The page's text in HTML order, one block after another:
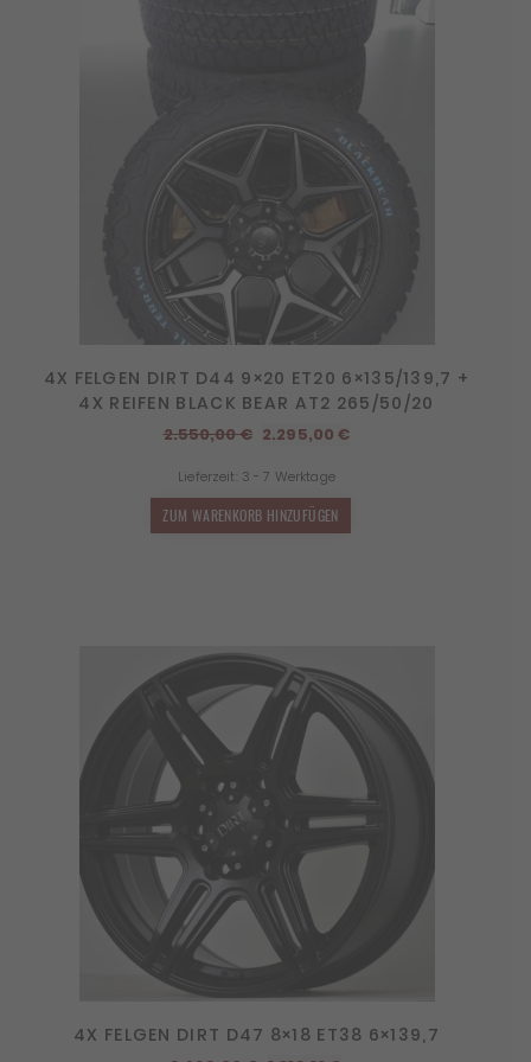
4X FELGEN DIRT D44 9×20 ET20 6×135/139,7 +
4X REIFEN BLACK BEAR AT2 265/50/20
2.550,00€ Ursprünglicher
war:
2.550,00 €
2.295,00€Aktueller
Lieferzeit: 3 - 7 Werktage
ZUM WARENKORB HINZUFÜGEN
4X FELGEN DIRT D47 8×18 ET38 6×139,7